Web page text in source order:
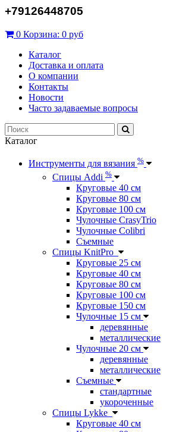
+79126448705
0 Корзина: 0 руб
Каталог
Доставка и оплата
О компании
Контакты
Новости
Часто задаваемые вопросы
Каталог
Инструменты для вязания %
Спицы Addi %
Круговые 40 см
Круговые 80 см
Круговые 100 см
Чулочные CrasyTrio
Чулочные Colibri
Съемные
Спицы KnitPro
Круговые 25 см
Круговые 40 см
Круговые 80 см
Круговые 100 см
Круговые 150 см
Чулочные 15 см
деревянные
металлические
Чулочные 20 см
деревянные
металлические
Съемные
стандартные
укороченные
Спицы Lykke
Круговые 40 см